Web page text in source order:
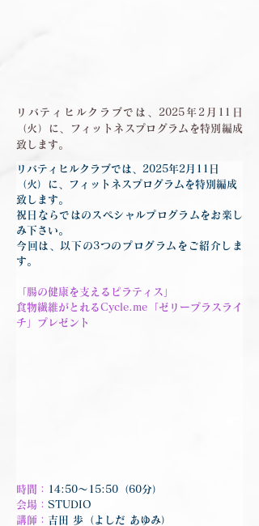
リバティヒルクラブでは、2025年2月11日
（火）に、フィットネスプログラムを特別編成
致します。
リバティヒルクラブでは、 2025年2月11日
（火） に、フィットネスプログラムを特別編成
致します。
祝日ならではのスペシャルプログラムをお楽し
み下さい。
今回は、以下の3つのプログラムをご紹介しま
す。
「腸の健康を支えるピラティス 」
食物繊維がとれるCycle.me「ゼリープラスライ
チ」プレゼント
時間： 14:50～15:50（60分）
会場： STUDIO
講師： 吉田 歩（よしだ あゆみ）